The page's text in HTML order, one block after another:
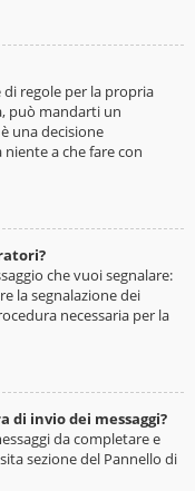
regole per la propria
può mandarti un
una decisione
a che fare con
che vuoi segnalare:
la segnalazione dei
necessaria per la
di invio dei messaggi?
da completare e
sezione del Pannello di